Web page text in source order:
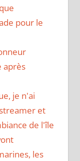
pour le
après
je n'ai
et
de l'île
les